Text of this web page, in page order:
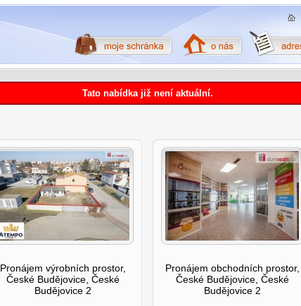
Tato nabídka již není aktuální.
Pronájem výrobních prostor,
České Budějovice, České
Budějovice 2
Pronájem obchodních prostor,
České Budějovice, České
Budějovice 2